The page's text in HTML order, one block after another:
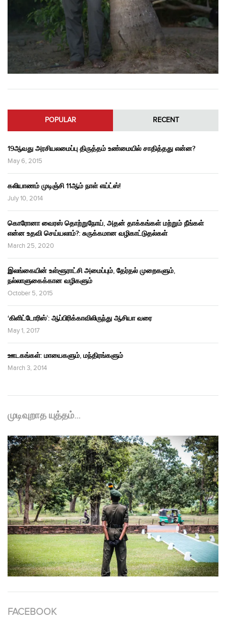
POPULAR RECENT
19ஆவது அரசியலமைப்பு திருத்தம் உண்மையில் சாதித்தது என்ன?
May 6, 2015
கலியாணம் முடிஞ்சி 11ஆம் நாள் எய்ட்ஸ்!
July 10, 2014
கொரோனா வைரஸ் தொற்றுநோய், அதன் தாக்கங்கள் மற்றும் நீங்கள்
என்ன உதவி செய்யலாம்?: சுருக்கமான வழிகாட்டுதல்கள்
March 25, 2020
இலங்கையின் உள்ளூராட்சி அமைப்பும், தேர்தல் முறைகளும்,
நல்லாளுகைக்கான வழிகளும்
October 5, 2015
‘கிளிட்டோரிஸ்’: ஆப்பிரிக்காவிலிருந்து ஆசியா வரை
May 1, 2017
ஊடகங்கள்: மாயைகளும், மந்திரங்களும்
March 3, 2014
முடிவுறாத யுத்தம்…
FACEBOOK